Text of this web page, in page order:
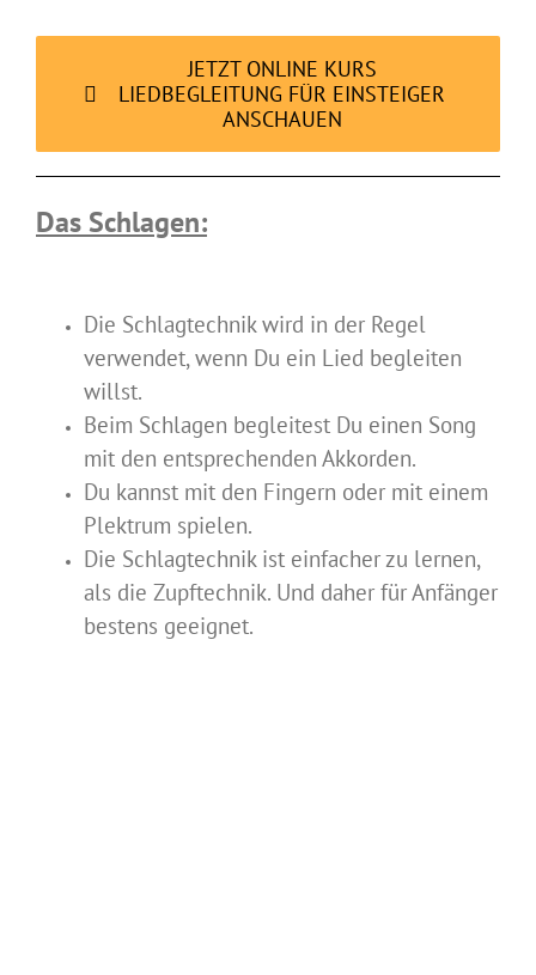
JETZT ONLINE KURS
LIEDBEGLEITUNG FÜR EINSTEIGER
ANSCHAUEN
Das Schlagen:
Die Schlagtechnik wird in der Regel
verwendet, wenn Du ein Lied begleiten
willst.
Beim Schlagen begleitest Du einen Song
mit den entsprechenden Akkorden.
Du kannst mit den Fingern oder mit einem
Plektrum spielen.
Die Schlagtechnik ist einfacher zu lernen,
als die Zupftechnik. Und daher für Anfänger
bestens geeignet.